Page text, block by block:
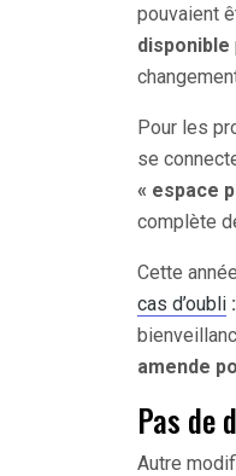
pouvaient
disponible
Pour les
se
« espace
complète
Cette
cas d’oubli :
amende
Pas de
Autre